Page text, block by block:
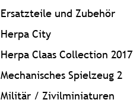
Ersatzteile und Zubehör
Herpa City
Herpa Claas Collection 2017
Mechanisches Spielzeug 2
Militär / Zivilminiaturen